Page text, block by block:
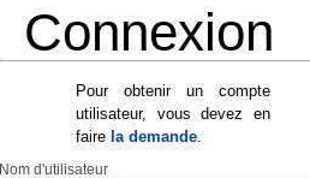
Connexion
Pour obtenir un compte
utilisateur, vous devez en
faire la demande
Nom d'utilisateur